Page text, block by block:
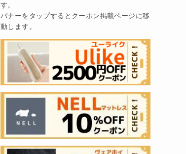
す。
バナーをタップするとクーポン掲載ページに移
動します。